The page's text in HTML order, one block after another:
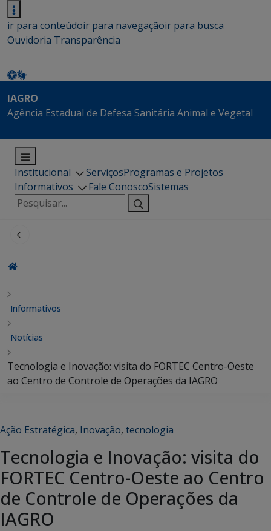
ir para conteúdoir para navegaçãoir para busca
Ouvidoria Transparência
IAGRO
Agência Estadual de Defesa Sanitária Animal e Vegetal
Institucional ServiçosProgramas e Projetos
Informativos
Fale ConoscoSistemas
Pesquisar
por:
Informativos
Notícias
Tecnologia e Inovação: visita do FORTEC Centro-Oeste
ao Centro de Controle de Operações da IAGRO
Ação Estratégica, Inovação, tecnologia
Tecnologia e Inovação: visita do
FORTEC Centro-Oeste ao Centro
de Controle de Operações da
IAGRO